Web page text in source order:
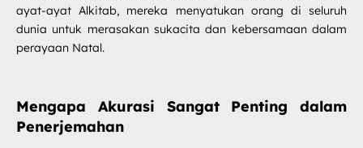
ayat-ayat Alkitab, mereka menyatukan orang di seluruh
dunia untuk merasakan sukacita dan kebersamaan dalam
perayaan Natal.
Mengapa Akurasi Sangat Penting dalam
Penerjemahan